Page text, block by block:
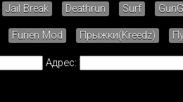
Jail Break Deathrun Surf
Furien Mod Прыжки(Kreedz)
Адрес: